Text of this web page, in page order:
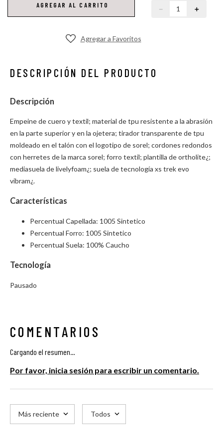
AGREGAR AL CARRITO ＋
－
DESCRIPCIÓN DEL PRODUCTO
Descripción
Empeine de cuero y textil; material de tpu resistente a la abrasión
en la parte superior y en la ojetera; tirador transparente de tpu
moldeado en el talón con el logotipo de sorel; cordones redondos
con herretes de la marca sorel; forro textil; plantilla de ortholite¿;
mediasuela de livelyfoam¿; suela de tecnología xs trek evo
vibram¿.
Características
Percentual Capellada: 1005 Sintetico
Percentual Forro: 1005 Sintetico
Percentual Suela: 100% Caucho
Tecnología
Pausado
COMENTARIOS
Cargando el resumen…
Por favor, inicia sesión para escribir un comentario.
Más reciente Todos